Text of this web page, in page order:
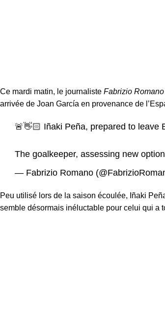
Ce mardi matin, le journaliste Fabrizio Romano
arrivée de Joan García en provenance de
🚨👋🏻 Iñaki Peña, prepared to leave
The goalkeeper, assessing new
— Fabrizio Romano
Peu utilisé lors de la saison écoulée, Iñaki
semble désormais inéluctable pour celui qui a